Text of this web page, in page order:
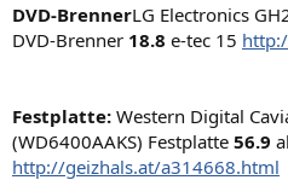
DVD-BrennerLG Electronics
DVD-Brenner 18.8 e-tec 15
Festplatte: Western Digital
(WD6400AAKS) Festplatte 56.9
http://geizhals.at/a314668.html